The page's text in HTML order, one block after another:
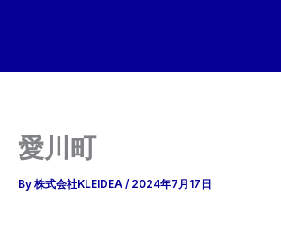
愛川町
By 株式会社KLEIDEA / 2024年7月17日